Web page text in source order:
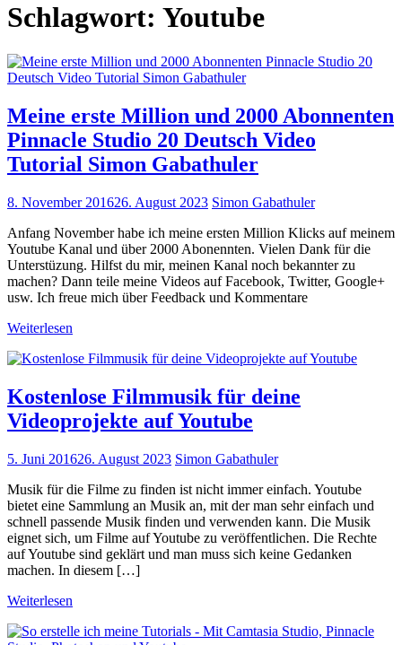
Schlagwort: Youtube
Meine erste Million und 2000 Abonnenten
Pinnacle Studio 20 Deutsch Video
Tutorial Simon Gabathuler
8. November 201626. August 2023 Simon Gabathuler
Anfang November habe ich meine ersten Million Klicks auf meinem
Youtube Kanal und über 2000 Abonennten. Vielen Dank für die
Unterstüzung. Hilfst du mir, meinen Kanal noch bekannter zu
machen? Dann teile meine Videos auf Facebook, Twitter, Google+
usw. Ich freue mich über Feedback und Kommentare
Weiterlesen
Kostenlose Filmmusik für deine
Videoprojekte auf Youtube
5. Juni 201626. August 2023 Simon Gabathuler
Musik für die Filme zu finden ist nicht immer einfach. Youtube
bietet eine Sammlung an Musik an, mit der man sehr einfach und
schnell passende Musik finden und verwenden kann. Die Musik
eignet sich, um Filme auf Youtube zu veröffentlichen. Die Rechte
auf Youtube sind geklärt und man muss sich keine Gedanken
machen. In diesem […]
Weiterlesen